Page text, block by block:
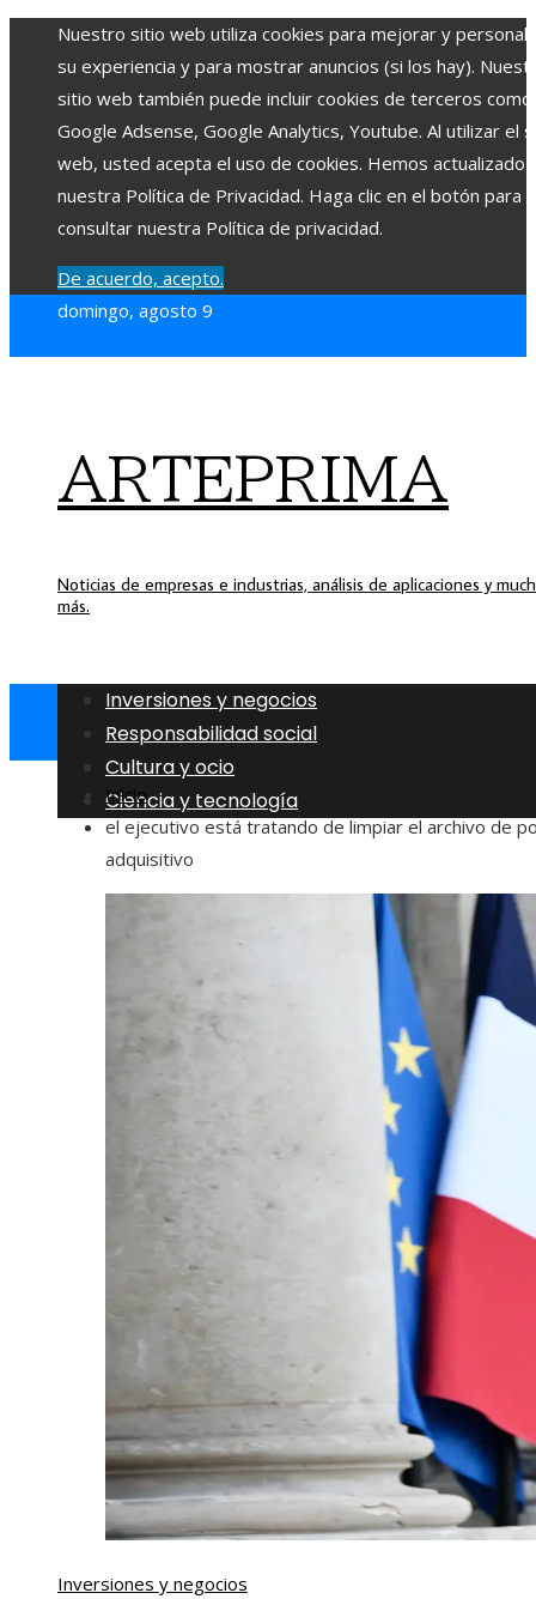
Nuestro sitio web utiliza cookies para mejorar y
su experiencia y para mostrar anuncios (si los hay).
sitio web también puede incluir cookies de terceros como
Google Adsense, Google Analytics, Youtube. Al utilizar el
web, usted acepta el uso de cookies. Hemos actualizado
nuestra Política de Privacidad. Haga clic en el botón para
consultar nuestra Política de privacidad.
De acuerdo, acepto.
domingo, agosto 9
ARTEPRIMA
Noticias de empresas e industrias, análisis de aplicaciones y
más.
Inversiones y negocios
Responsabilidad social
Cultura y ocio
Ciencia y tecnología
Inicio
el ejecutivo está tratando de limpiar el archivo de
adquisitivo
Inversiones y negocios